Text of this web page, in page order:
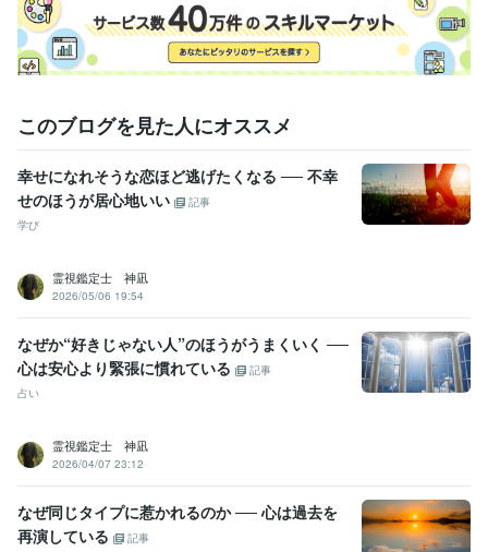
このブログを見た人にオススメ
幸せになれそうな恋ほど逃げたくなる ── 不幸
せのほうが居心地いい
記事
学び
霊視鑑定士 神凪
2026/05/06 19:54
なぜか“好きじゃない人”のほうがうまくいく ──
心は安心より緊張に慣れている
記事
占い
霊視鑑定士 神凪
2026/04/07 23:12
なぜ同じタイプに惹かれるのか ── 心は過去を
再演している
記事